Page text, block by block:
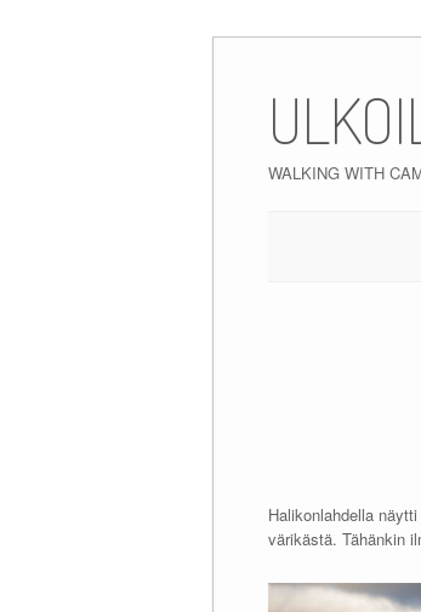
content
WALKING WITH
Halikonlahdella
värikästä. Tähänkin